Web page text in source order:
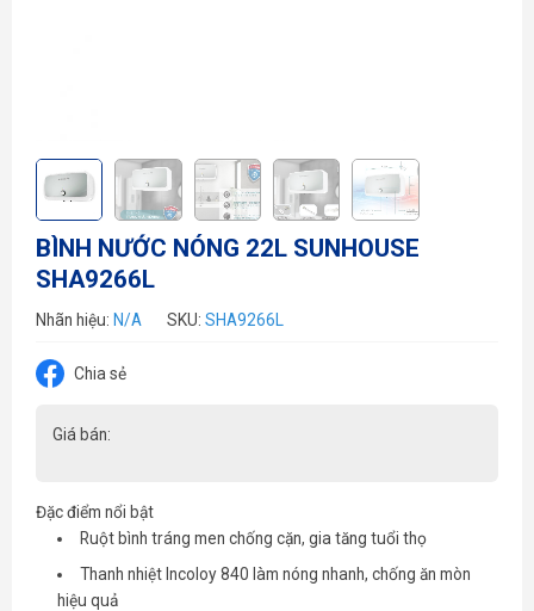
BÌNH NƯỚC NÓNG 22L SUNHOUSE
SHA9266L
Nhãn hiệu: N/A SKU: SHA9266L
Chia sẻ
Giá bán:
Đặc điểm nổi bật
Ruột bình tráng men chống cặn, gia tăng tuổi thọ
Thanh nhiệt Incoloy 840 làm nóng nhanh, chống ăn mòn
hiệu quả